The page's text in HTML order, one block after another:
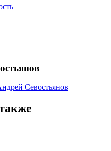
Севостьянов